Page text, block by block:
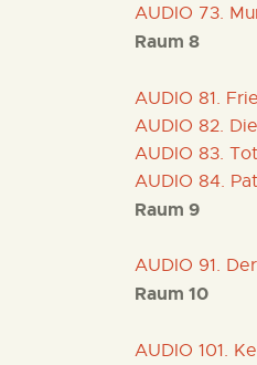
AUDIO 73.
Raum 8
AUDIO 81.
AUDIO 82.
AUDIO 83.
AUDIO 84.
Raum 9
AUDIO 91.
Raum 10
AUDIO 101.